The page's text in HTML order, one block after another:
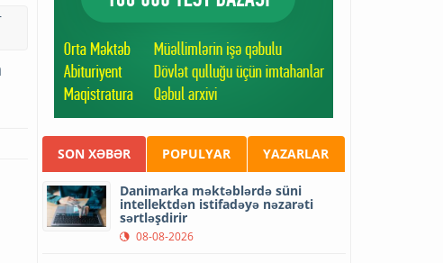
SON XƏBƏR POPULYAR YAZARLAR
Danimarka məktəblərdə süni
intellektdən istifadəyə nəzarəti
sərtləşdirir
08-08-2026